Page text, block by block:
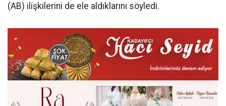
(AB) ilişkilerini de ele aldıklarını söyledi.